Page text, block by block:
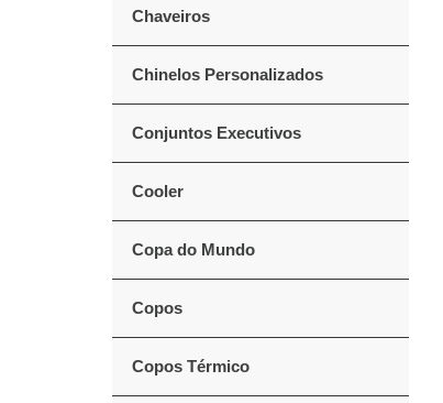
Chaveiros
Chinelos Personalizados
Conjuntos Executivos
Cooler
Copa do Mundo
Copos
Copos Térmico